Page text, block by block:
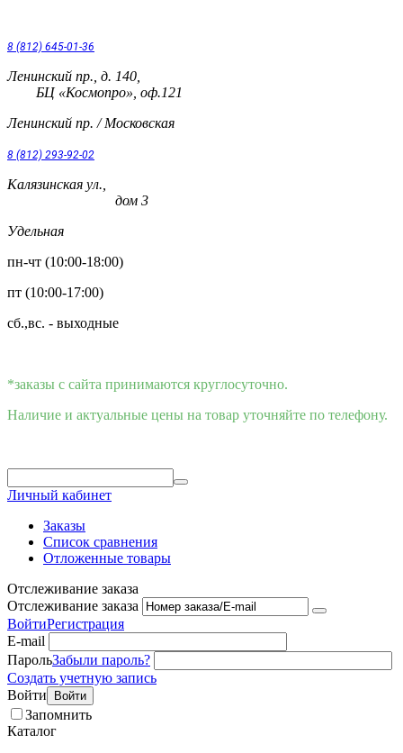
8 (812) 645-01-36
Ленинский пр., д. 140,
БЦ «Космопро», оф.121
Ленинский пр. / Московская
8 (812) 293-92-02
Калязинская ул.,
дом 3
Удельная
пн-чт (10:00-18:00)
пт (10:00-17:00)
сб.,вс. - выходные
*заказы с сайта принимаются круглосуточно.
Наличие и актуальные цены на товар уточняйте по телефону.
Личный кабинет
Заказы
Список сравнения
Отложенные товары
Отслеживание заказа
Отслеживание заказа
ВойтиРегистрация
E-mail
ПарольЗабыли пароль?
Создать учетную запись
Войти
Войти
Запомнить
Каталог